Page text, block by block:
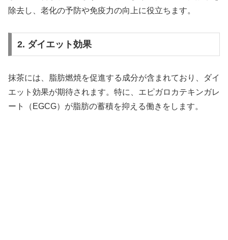
除去し、老化の予防や免疫力の向上に役立ちます。
2. ダイエット効果
抹茶には、脂肪燃焼を促進する成分が含まれており、ダイ
エット効果が期待されます。特に、エピガロカテキンガレ
ート（EGCG）が脂肪の蓄積を抑える働きをします。